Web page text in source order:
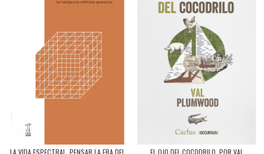
LA VIDA ESPECTRAL. PENSAR LA ERA DEL
EL OJO DEL COCODRILO, POR VAL